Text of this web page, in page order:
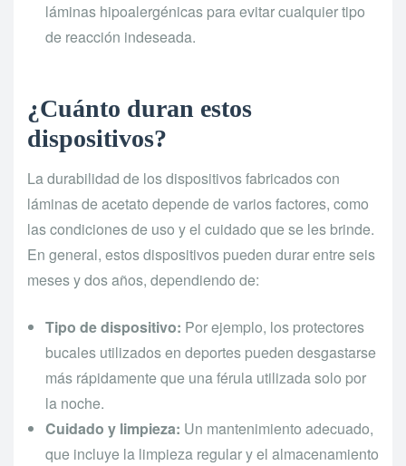
láminas hipoalergénicas para evitar cualquier tipo
de reacción indeseada.
¿Cuánto duran estos
dispositivos?
La durabilidad de los dispositivos fabricados con
láminas de acetato depende de varios factores, como
las condiciones de uso y el cuidado que se les brinde.
En general, estos dispositivos pueden durar entre seis
meses y dos años, dependiendo de:
Tipo de dispositivo: Por ejemplo, los protectores
bucales utilizados en deportes pueden desgastarse
más rápidamente que una férula utilizada solo por
la noche.
Cuidado y limpieza: Un mantenimiento adecuado,
que incluye la limpieza regular y el almacenamiento